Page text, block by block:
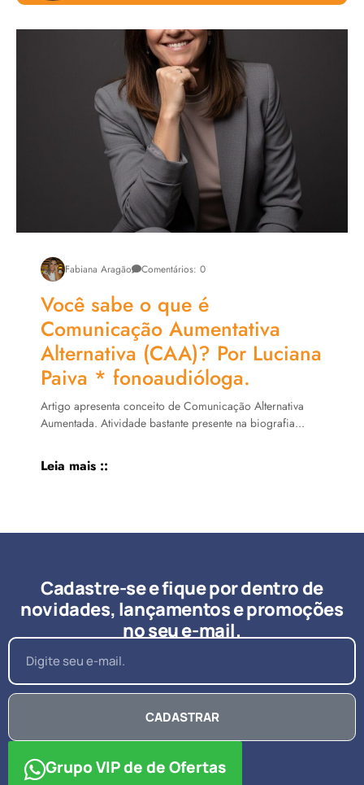
Livro Tenório e a Cidade Flutuante
Roteiro de um Estelionato Amoroso
Chefs Prestige
Fabiana Aragão Comentários: 0
Você sabe o que é
Comunicação Aumentativa
Alternativa (CAA)? Por Luciana
Paiva * fonoaudióloga.
Artigo apresenta conceito de Comunicação Alternativa
Aumentada. Atividade bastante presente na biografia...
Leia mais ::
Cadastre-se e fique por dentro de
novidades, lançamentos e promoções
no seu e-mail.
CADASTRAR
Grupo VIP de de Ofertas